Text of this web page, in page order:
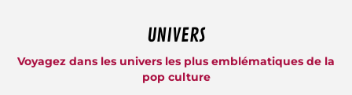
UNIVERS
Voyagez dans les univers les plus emblématiques de la
pop culture